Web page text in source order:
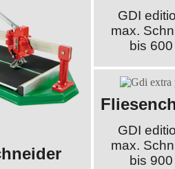
GDI
max.
bis
GDI
max.
bis